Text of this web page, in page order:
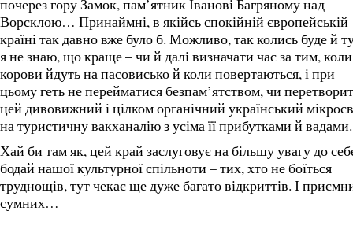
почерез гору Замок, пам’ятник Іванові Багряному над
Ворсклою… Принаймні, в якійсь спокійній європейській
країні так давно вже було б. Можливо, так колись буде й
я не знаю, що краще – чи й далі визначати час за тим, коли
корови йдуть на пасовисько й коли повертаються, і при
цьому геть не перейматися безпам’ятством, чи
цей дивовижний і цілком органічний український
на туристичну вакханалію з усіма її прибутками й вадами.
Хай би там як, цей край заслуговує на більшу увагу до
бодай нашої культурної спільноти – тих, хто не боїться
труднощів, тут чекає ще дуже багато відкриттів. І
сумних…